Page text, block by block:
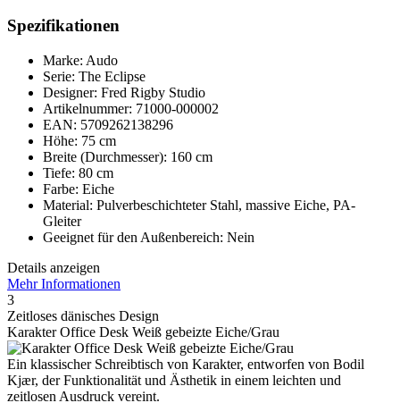
Spezifikationen
Marke: Audo
Serie: The Eclipse
Designer: Fred Rigby Studio
Artikelnummer: 71000-000002
EAN: 5709262138296
Höhe: 75 cm
Breite (Durchmesser): 160 cm
Tiefe: 80 cm
Farbe: Eiche
Material: Pulverbeschichteter Stahl, massive Eiche, PA-
Gleiter
Geeignet für den Außenbereich: Nein
Details anzeigen
Mehr Informationen
3
Zeitloses dänisches Design
Karakter Office Desk Weiß gebeizte Eiche/Grau
Ein klassischer Schreibtisch von Karakter, entworfen von Bodil
Kjær, der Funktionalität und Ästhetik in einem leichten und
zeitlosen Ausdruck vereint.